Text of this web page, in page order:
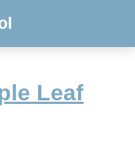
Leaf